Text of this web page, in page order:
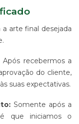
arte final desejada
Após recebermos a
do cliente,
suas expectativas.
Somente após a
que iniciamos o